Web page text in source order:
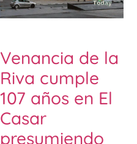
Venancia de la
Riva cumple
107 años en El
Casar
presumiendo